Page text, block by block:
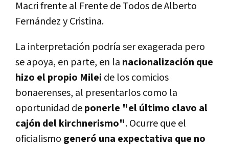
Macri frente al Frente de Todos de Alberto
Fernández y Cristina.
La interpretación podría ser exagerada pero
se apoya, en parte, en la nacionalización que
hizo el propio Milei de los comicios
bonaerenses, al presentarlos como la
oportunidad deponerle "el último clavo al
cajón del kirchnerismo". Ocurre que el
oficialismo generó una expectativa que no